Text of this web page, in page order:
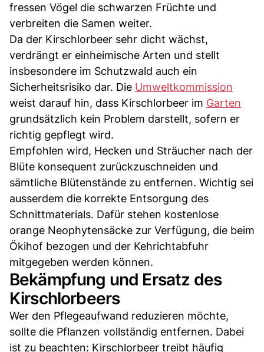
fressen Vögel die schwarzen Früchte und
verbreiten die Samen weiter.
Da der Kirschlorbeer sehr dicht wächst,
verdrängt er einheimische Arten und stellt
insbesondere im Schutzwald auch ein
Sicherheitsrisiko dar. Die Umweltkommission
weist darauf hin, dass Kirschlorbeer im Garten
grundsätzlich kein Problem darstellt, sofern er
richtig gepflegt wird.
Empfohlen wird, Hecken und Sträucher nach der
Blüte konsequent zurückzuschneiden und
sämtliche Blütenstände zu entfernen. Wichtig sei
ausserdem die korrekte Entsorgung des
Schnittmaterials. Dafür stehen kostenlose
orange Neophytensäcke zur Verfügung, die beim
Ökihof bezogen und der Kehrichtabfuhr
mitgegeben werden können.
Bekämpfung und Ersatz des
Kirschlorbeers
Wer den Pflegeaufwand reduzieren möchte,
sollte die Pflanzen vollständig entfernen. Dabei
ist zu beachten: Kirschlorbeer treibt häufig